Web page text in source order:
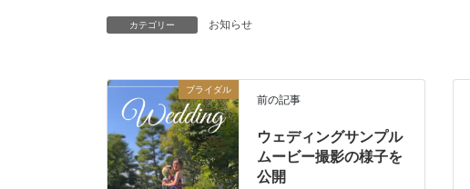
カテゴリー お知らせ
ブライダル
前の記事
ウェディングサンプル
ムービー撮影の様子を
公開